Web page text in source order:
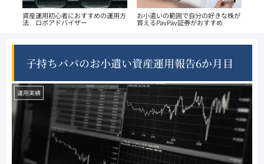
資産運用初心者におすすめの運用方
法 ロボアドバイザー
お小遣いの範囲で自分の好きな株が
買えるPayPay証券がおすすめ
子持ちパパのお小遣い資産運用報告6か月目
運用実績